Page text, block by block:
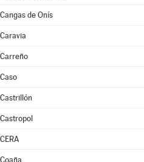
Cangas de Onís
Caravia
Carreño
Caso
Castrillón
Castropol
CERA
Coaña